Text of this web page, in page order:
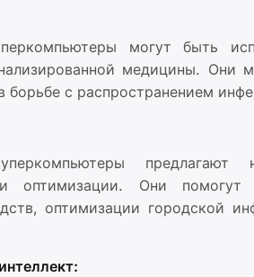
могут быть
медицины. Они
борьбе с распространением
и оптимизации. Они
оптимизации городской